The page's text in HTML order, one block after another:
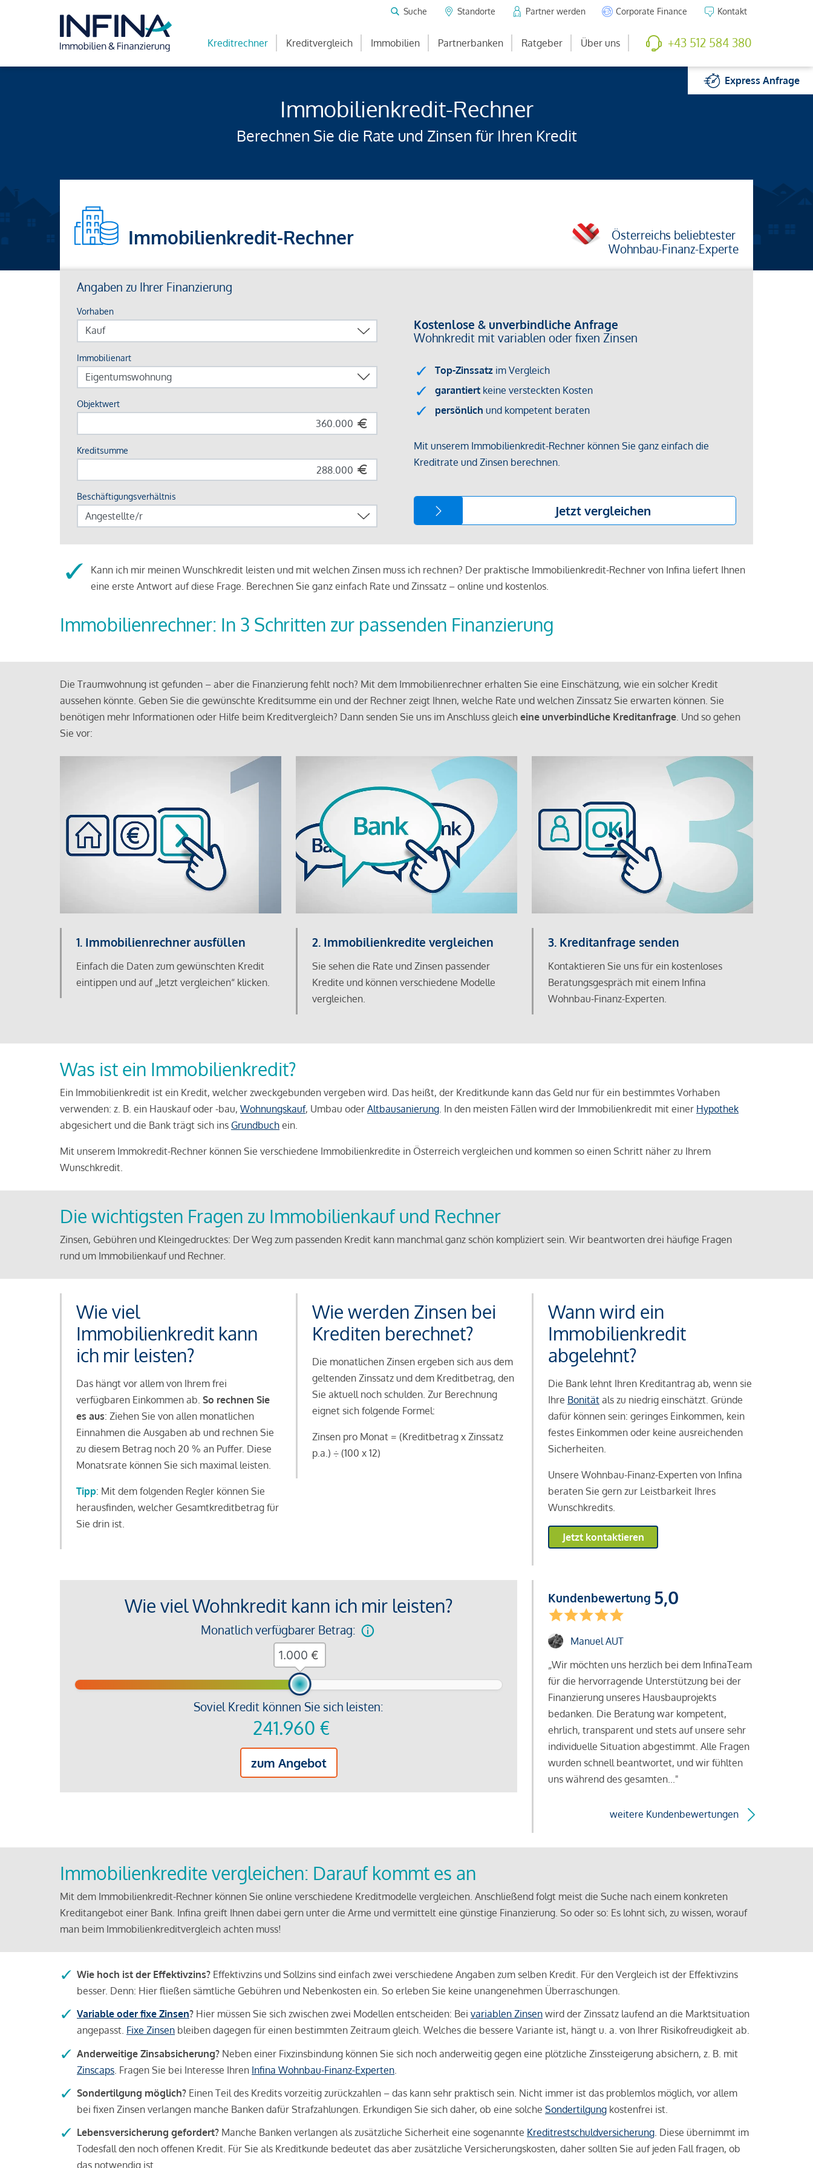
Suche Standorte Partner werden Corporate Finance Kontakt
Kreditrechner Kreditvergleich Immobilien Partnerbanken Ratgeber Über uns +43 512 584 380
ExpressAnfrage
Immobilienkredit-Rechner
Berechnen Sie die Rate und Zinsen für Ihren Kredit
Immobilienkredit-Rechner
Österreichs beliebtester
Wohnbau-Finanz-Experte
Kann ich mir meinen Wunschkredit leisten und mit welchen Zinsen muss ich rechnen? Der praktische Immobilienkredit-Rechner von Infina liefert Ihnen
eine erste Antwort auf diese Frage. Berechnen Sie ganz einfach Rate und Zinssatz – online und kostenlos.
Immobilienrechner: In 3 Schritten zur passenden Finanzierung
Die Traumwohnung ist gefunden – aber die Finanzierung fehlt noch? Mit dem Immobilienrechner erhalten Sie eine Einschätzung, wie ein solcher Kredit
aussehen könnte. Geben Sie die gewünschte Kreditsumme ein und der Rechner zeigt Ihnen, welche Rate und welchen Zinssatz Sie erwarten können. Sie
benötigen mehr Informationen oder Hilfe beim Kreditvergleich? Dann senden Sie uns im Anschluss gleich eine unverbindliche Kreditanfrage. Und so gehen
Sie vor:
1. Immobilienrechner ausfüllen
Einfach die Daten zum gewünschten Kredit
eintippen und auf „Jetzt vergleichen“ klicken.
2. Immobilienkredite vergleichen
Sie sehen die Rate und Zinsen passender
Kredite und können verschiedene Modelle
vergleichen.
3. Kreditanfrage senden
Kontaktieren Sie uns für ein kostenloses
Beratungsgespräch mit einem Infina
Wohnbau-Finanz-Experten.
Was ist ein Immobilienkredit?
Ein Immobilienkredit ist ein Kredit, welcher zweckgebunden vergeben wird. Das heißt, der Kreditkunde kann das Geld nur für ein bestimmtes Vorhaben
verwenden: z. B. ein Hauskauf oder -bau, Wohnungskauf, Umbau oder Altbausanierung. In den meisten Fällen wird der Immobilienkredit mit einer Hypothek
abgesichert und die Bank trägt sich ins Grundbuch ein.
Mit unserem Immokredit-Rechner können Sie verschiedene Immobilienkredite in Österreich vergleichen und kommen so einen Schritt näher zu Ihrem
Wunschkredit.
Die wichtigsten Fragen zu Immobilienkauf und Rechner
Zinsen, Gebühren und Kleingedrucktes: Der Weg zum passenden Kredit kann manchmal ganz schön kompliziert sein. Wir beantworten drei häufige Fragen
rund um Immobilienkauf und Rechner.
Wie viel
Immobilienkredit kann
ich mir leisten?
Das hängt vor allem von Ihrem frei
verfügbaren Einkommen ab. So rechnen Sie
es aus: Ziehen Sie von allen monatlichen
Einnahmen die Ausgaben ab und rechnen Sie
zu diesem Betrag noch 20 % an Puffer. Diese
Monatsrate können Sie sich maximal leisten.
Tipp: Mit dem folgenden Regler können Sie
herausfinden, welcher Gesamtkreditbetrag für
Sie drin ist.
Wie werden Zinsen bei
Krediten berechnet?
Die monatlichen Zinsen ergeben sich aus dem
geltenden Zinssatz und dem Kreditbetrag, den
Sie aktuell noch schulden. Zur Berechnung
eignet sich folgende Formel:
Zinsen pro Monat = (Kreditbetrag x Zinssatz
p.a.) ÷ (100 x 12)
Wann wird ein
Immobilienkredit
abgelehnt?
Die Bank lehnt Ihren Kreditantrag ab, wenn sie
Ihre Bonitätals zu niedrig einschätzt. Gründe
dafür können sein: geringes Einkommen, kein
festes Einkommen oder keine ausreichenden
Sicherheiten.
Unsere Wohnbau-Finanz-Experten von Infina
beraten Sie gern zur Leistbarkeit Ihres
Wunschkredits.
Jetzt kontaktieren
Wie viel Wohnkredit kann ich mir leisten?
Monatlich verfügbarer Betrag:
Soviel Kredit können Sie sich leisten:
241.960 €
zum Angebot
€
Kundenbewertung 5,0
Manuel AUT
„Wir möchten uns herzlich bei dem InfinaTeam
für die hervorragende Unterstützung bei der
Finanzierung unseres Hausbauprojekts
bedanken. Die Beratung war kompetent,
ehrlich, transparent und stets auf unsere sehr
individuelle Situation abgestimmt. Alle Fragen
wurden schnell beantwortet, und wir fühlten
uns während des gesamten..."
weitere Kundenbewertungen
Immobilienkredite vergleichen: Darauf kommt es an
Mit dem Immobilienkredit-Rechner können Sie online verschiedene Kreditmodelle vergleichen. Anschließend folgt meist die Suche nach einem konkreten
Kreditangebot einer Bank. Infina greift Ihnen dabei gern unter die Arme und vermittelt eine günstige Finanzierung. So oder so: Es lohnt sich, zu wissen, worauf
man beim Immobilienkreditvergleich achten muss!
Wie hoch ist der Effektivzins? Effektivzins und Sollzins sind einfach zwei verschiedene Angaben zum selben Kredit. Für den Vergleich ist der Effektivzins
besser. Denn: Hier fließen sämtliche Gebühren und Nebenkosten ein. So erleben Sie keine unangenehmen Überraschungen.
Variable oder fixe Zinsen? Hier müssen Sie sich zwischen zwei Modellen entscheiden: Bei variablen Zinsen wird der Zinssatz laufend an die Marktsituation
angepasst. Fixe Zinsen bleiben dagegen für einen bestimmten Zeitraum gleich. Welches die bessere Variante ist, hängt u. a. von Ihrer Risikofreudigkeit ab.
Anderweitige Zinsabsicherung? Neben einer Fixzinsbindung können Sie sich noch anderweitig gegen eine plötzliche Zinssteigerung absichern, z. B. mit
Zinscaps . Fragen Sie bei Interesse Ihren Infina Wohnbau-Finanz-Experten
Sondertilgung möglich? Einen Teil des Kredits vorzeitig zurückzahlen – das kann sehr praktisch sein. Nicht immer ist das problemlos möglich, vor allem
bei fixen Zinsen verlangen manche Banken dafür Strafzahlungen. Erkundigen Sie sich daher, ob eine solche Sondertilgung kostenfrei ist.
Lebensversicherung gefordert? Manche Banken verlangen als zusätzliche Sicherheit eine sogenannte Kreditrestschuldversicherung . Diese übernimmt im
Todesfall den noch offenen Kredit. Für Sie als Kreditkunde bedeutet das aber zusätzliche Versicherungskosten, daher sollten Sie auf jeden Fall fragen, ob
das notwendig ist.